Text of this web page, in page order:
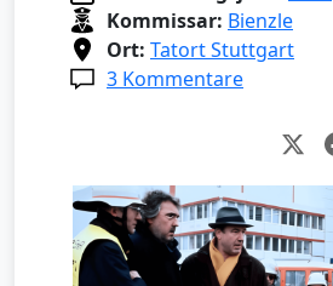
Kommissar: Bienzle
Ort: Tatort Stuttgart
3 Kommentare